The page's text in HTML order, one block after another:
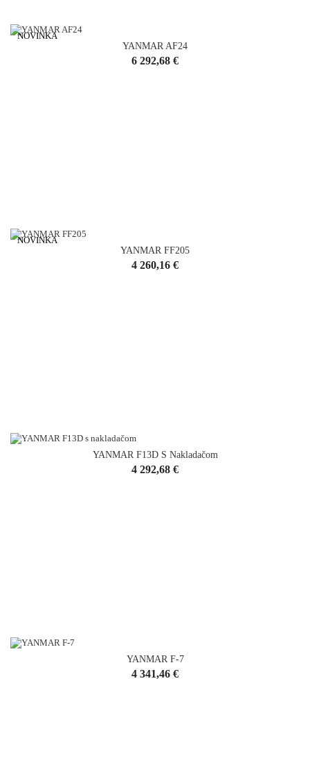
YANMAR AF24
Cena
6 292,68 €
NOVINKA
YANMAR FF205
Cena
4 260,16 €
NOVINKA
YANMAR F13D S Nakladačom
Cena
4 292,68 €
YANMAR F-7
Cena
4 341,46 €